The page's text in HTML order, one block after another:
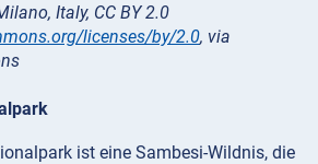
Italy, CC BY 2.0
licenses/by/2.0, via
ist eine Sambesi-Wildnis, die